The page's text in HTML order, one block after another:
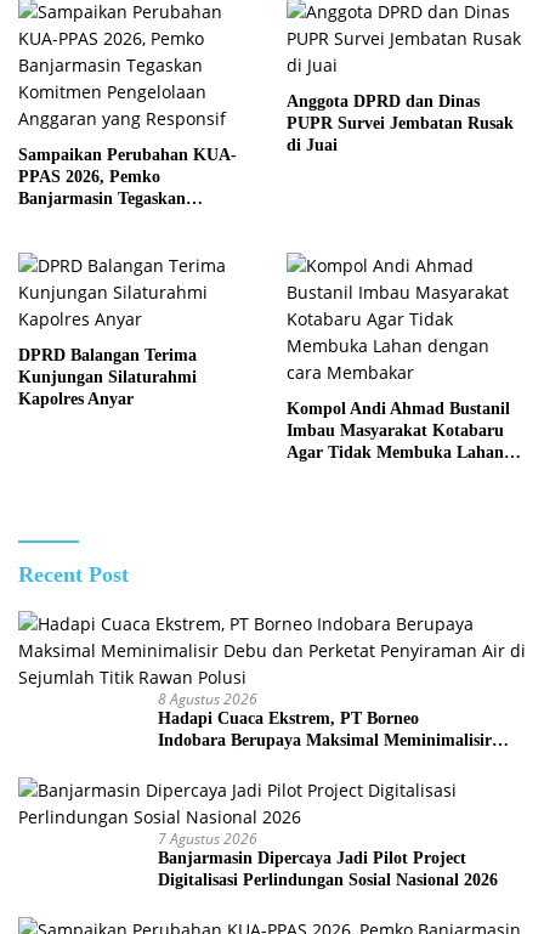
Sampaikan Perubahan KUA-
PPAS 2026, Pemko
Banjarmasin Tegaskan
Anggota DPRD dan Dinas
PUPR Survei Jembatan Rusak
di Juai
DPRD Balangan Terima
Kunjungan Silaturahmi
Kapolres Anyar
Kompol Andi Ahmad Bustanil
Imbau Masyarakat Kotabaru
Agar Tidak Membuka Lahan
Recent Post
8 Agustus 2026
Hadapi Cuaca Ekstrem, PT Borneo
Indobara Berupaya Maksimal Meminimalisir
Titik Rawan Polusi
7 Agustus 2026
Banjarmasin Dipercaya Jadi Pilot Project
Digitalisasi Perlindungan Sosial Nasional 2026